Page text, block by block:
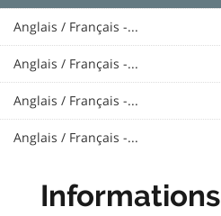
Anglais / Français -...
Anglais / Français -...
Anglais / Français -...
Anglais / Français -...
Informations